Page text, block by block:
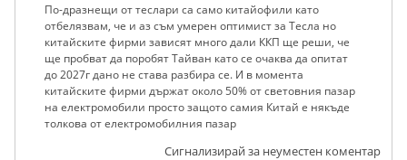
По-дразнещи от теслари са само китайофили като
отбелязвам, че и аз съм умерен оптимист за Тесла но
китайските фирми зависят много дали ККП ще реши, че
ще пробват да поробят Тайван като се очаква да опитат
до 2027г дано не става разбира се. И в момента
китайските фирми държат около 50% от световния пазар
на електромобили просто защото самия Китай е някъде
толкова от електромобилния пазар
Сигнализирай за неуместен коментар